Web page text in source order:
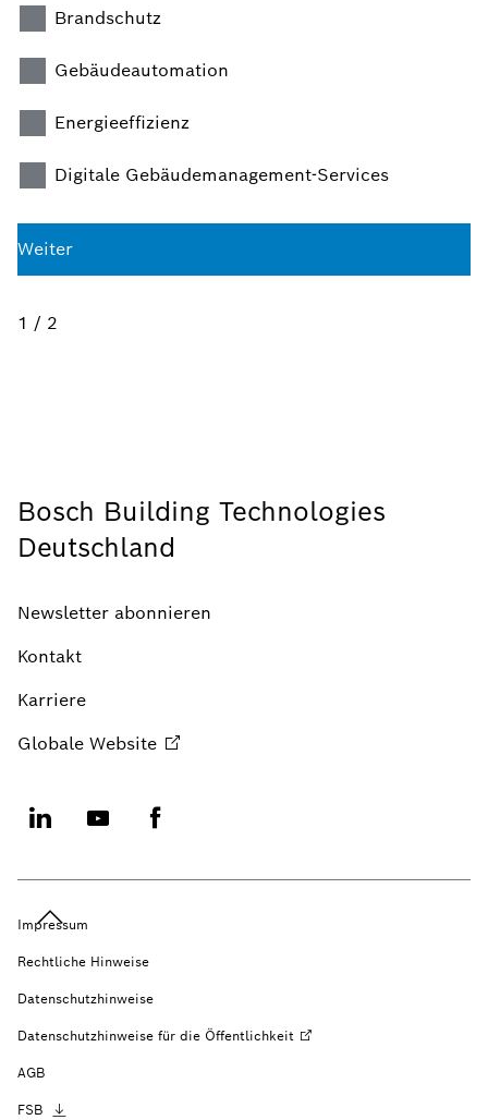
Brandschutz
Gebäudeautomation
Energieeffizienz
Digitale Gebäudemanagement-Services
Weiter
1 / 2
Bosch Building Technologies
Deutschland
Newsletter abonnieren
Kontakt
Karriere
Globale Website
Impressum
Rechtliche Hinweise
Datenschutzhinweise
Datenschutzhinweise für die Öffentlichkeit
AGB
FSB